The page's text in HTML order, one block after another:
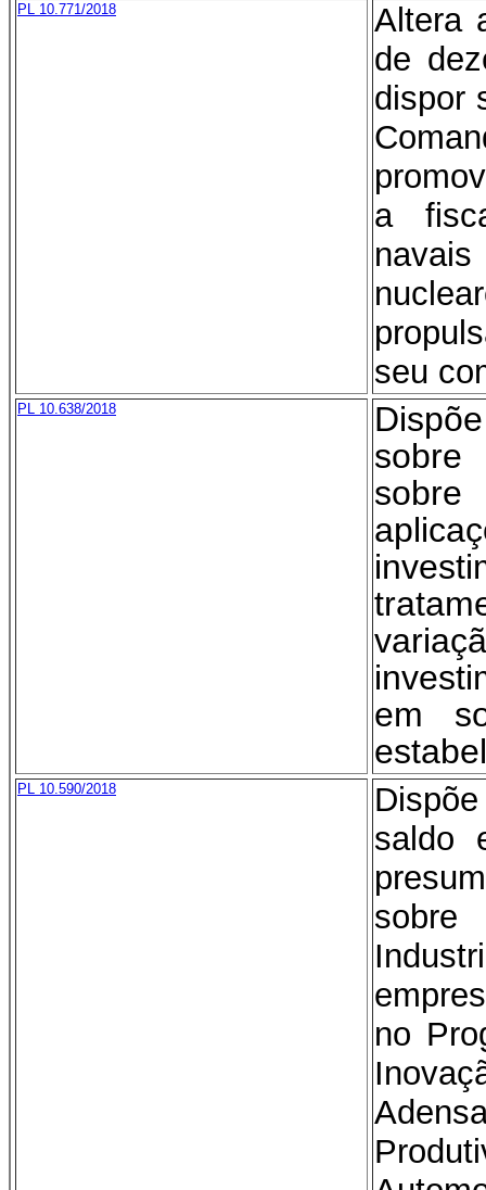
PL 10.771/2018
Altera
de
dispor
a
seu
PL 10.638/2018
em
PL 10.590/2018
saldo
no